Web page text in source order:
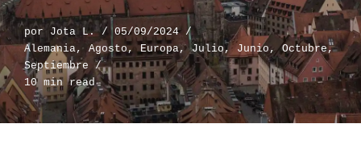
por Jota L.
05/09/2024
Alemania,Agosto,Europa,Julio, Junio ,Octubre,
Septiembre
10 min read